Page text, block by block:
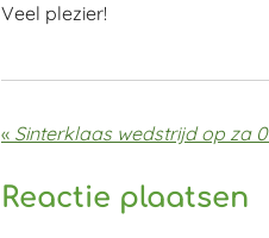
Veel plezier!
« Sinterklaas wedstrijd op za
Reactie plaatsen